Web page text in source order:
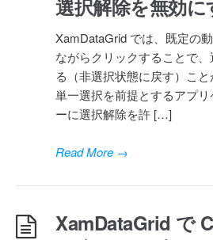
選択解除を無効に
XamDataGrid では、既定の
ながらクリックすることで
る（非選択状態に戻す）こと
単一選択を前提とするアプ
ーに選択解除を許 […]
Read More →
XamDataGrid で